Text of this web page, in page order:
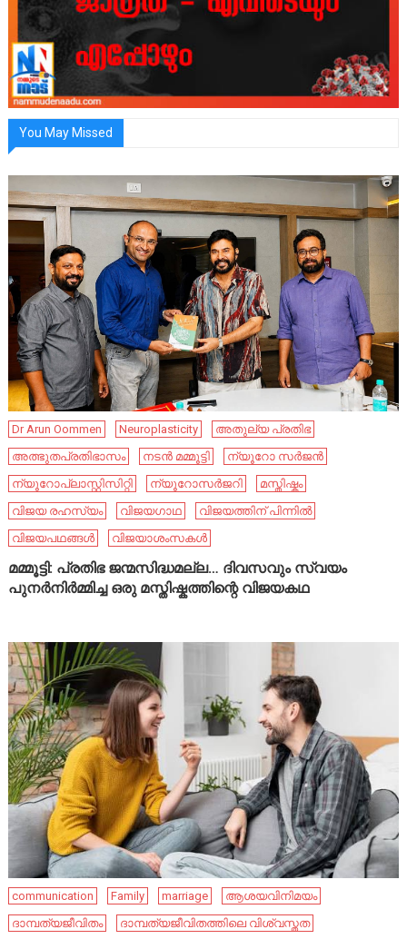
You May Missed
Dr Arun Oommen Neuroplasticity
അതുല്യ പ്രതിഭ
അത്ഭുതപ്രതിഭാസം
നടൻ മമ്മൂട്ടി
ന്യൂറോ സർജൻ
ന്യൂറോപ്ലാസ്റ്റിസിറ്റി
ന്യൂറോസർജറി
മസ്തിഷ്കം
വിജയ രഹസ്യം
വിജയഗാഥ
വിജയത്തിന് പിന്നിൽ
വിജയപഥങ്ങൾ
വിജയാശംസകൾ
മമ്മൂട്ടി: പ്രതിഭ ജന്മസിദ്ധമല്ല… ദിവസവും സ്വയം
പുനർനിർമ്മിച്ച ഒരു മസ്തിഷ്കത്തിന്റെ വിജയകഥ
communication Family marriage
ആശയവിനിമയം
ദാമ്പത്യജീവിതം
ദാമ്പത്യജീവിതത്തിലെ വിശ്വസ്തത